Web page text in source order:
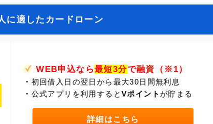
に適したカードローン
WEB申込なら最短3分で融資（※1）
・ 初回借入日の翌日から最大30日間無利息
・ 公式アプリを利用するとVポイント が貯まる
詳細はこちら